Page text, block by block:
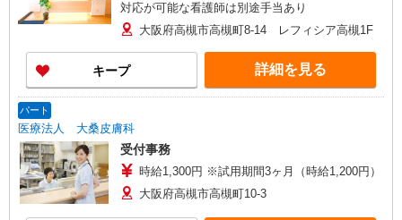
対応が可能な看護師は別途手当あり
大阪府高槻市高槻町8-14 レフィシア高槻1F
キープ 詳細を見る
パート
医療法人 大桑皮膚科
受付事務
時給1,300円 ※試用期間3ヶ月（時給1,200円）
大阪府高槻市高槻町10-3